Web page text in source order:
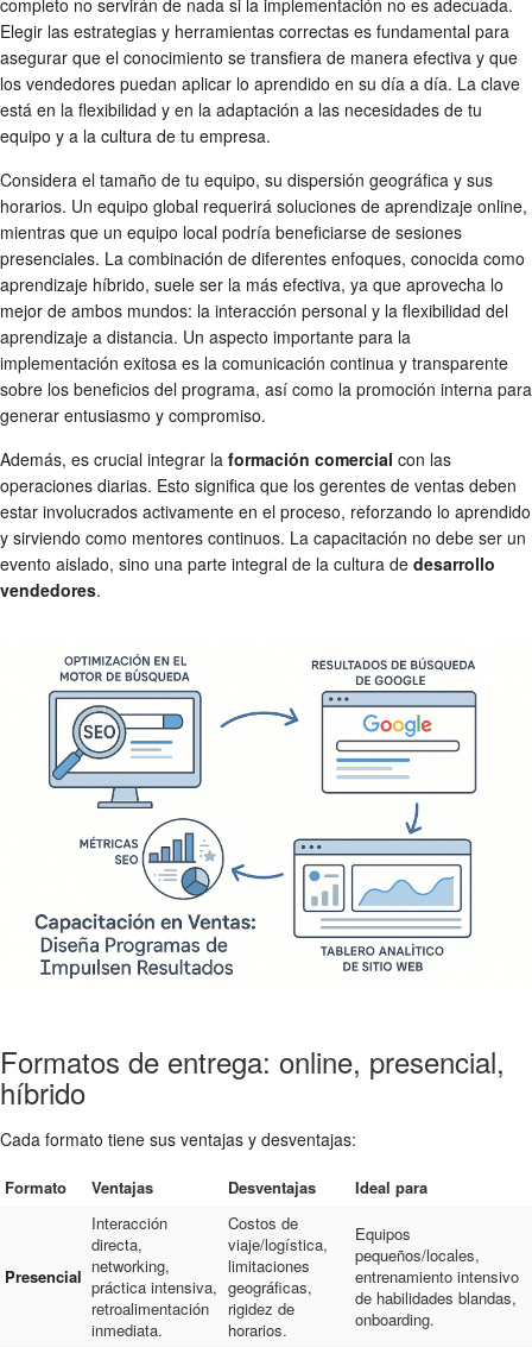
Elegir las estrategias y herramientas correctas es fundamental para
asegurar que el conocimiento se transfiera de manera efectiva y que
los vendedores puedan aplicar lo aprendido en su día a día. La clave
está en la flexibilidad y en la adaptación a las necesidades de tu
equipo y a la cultura de tu empresa.
Considera el tamaño de tu equipo, su dispersión geográfica y sus
horarios. Un equipo global requerirá soluciones de aprendizaje online,
mientras que un equipo local podría beneficiarse de sesiones
presenciales. La combinación de diferentes enfoques, conocida como
aprendizaje híbrido, suele ser la más efectiva, ya que aprovecha lo
mejor de ambos mundos: la interacción personal y la flexibilidad del
aprendizaje a distancia. Un aspecto importante para la
implementación exitosa es la comunicación continua y transparente
sobre los beneficios del programa, así como la promoción interna para
generar entusiasmo y compromiso.
Además, es crucial integrar la formación comercial con las
operaciones diarias. Esto significa que los gerentes de ventas deben
estar involucrados activamente en el proceso, reforzando lo aprendido
y sirviendo como mentores continuos. La capacitación no debe ser un
evento aislado, sino una parte integral de la cultura de desarrollo
vendedores.
Formatos de entrega: online, presencial,
híbrido
Cada formato tiene sus ventajas y desventajas:
Formato Ventajas Desventajas Ideal para
Presencial
Interacción
directa,
networking,
práctica intensiva,
retroalimentación
inmediata.
Costos de
viaje/logística,
limitaciones
geográficas,
rigidez de
horarios.
Equipos
pequeños/locales,
entrenamiento intensivo
de habilidades blandas,
onboarding.